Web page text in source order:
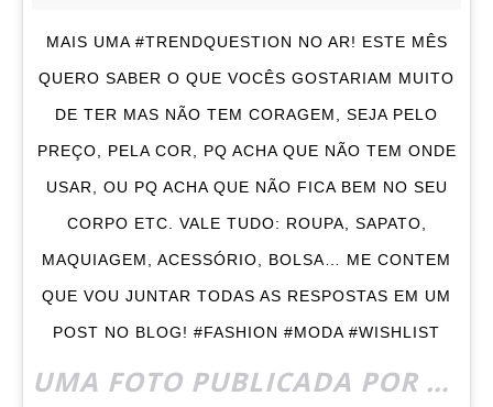
MAIS UMA #TRENDQUESTION NO AR! ESTE MÊS
QUERO SABER O QUE VOCÊS GOSTARIAM MUITO
DE TER MAS NÃO TEM CORAGEM, SEJA PELO
PREÇO, PELA COR, PQ ACHA QUE NÃO TEM ONDE
USAR, OU PQ ACHA QUE NÃO FICA BEM NO SEU
CORPO ETC. VALE TUDO: ROUPA, SAPATO,
MAQUIAGEM, ACESSÓRIO, BOLSA… ME CONTEM
QUE VOU JUNTAR TODAS AS RESPOSTAS EM UM
POST NO BLOG! #FASHION #MODA #WISHLIST
UMA FOTO PUBLICADA POR LULI MONTELEONE (@TRENDTIPS) EM